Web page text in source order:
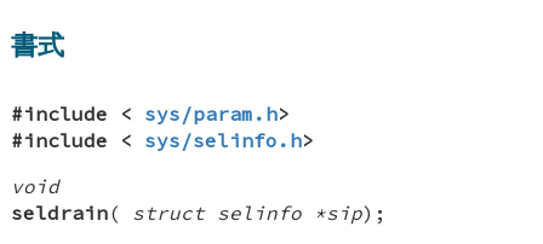
書式
#include < sys/param.h>
#include < sys/selinfo.h>
void
seldrain( struct selinfo *sip);